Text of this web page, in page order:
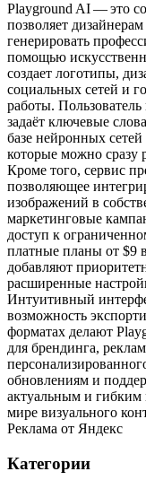
Playground AI — это
позволяет
генерировать
помощью
создает логотипы,
социальных сетей и
работы.
задаёт ключевые
базе нейронных сетей
которые можно сразу
Кроме того, сервис
позволяющее
изображений в
маркетинговые
доступ к
платные планы от $9
добавляют
расширенные
Интуитивный
возможность
форматах делают
для брендинга,
обновлениям и
актуальным и
мире визуального
Реклама от Яндекс
Категории